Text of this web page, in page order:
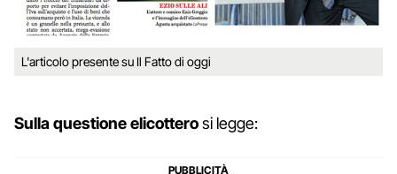
L'articolo presente su Il Fatto di oggi
Sulla questione elicotterosi legge: